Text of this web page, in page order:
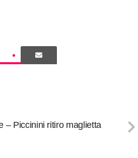
– Piccinini ritiro maglietta